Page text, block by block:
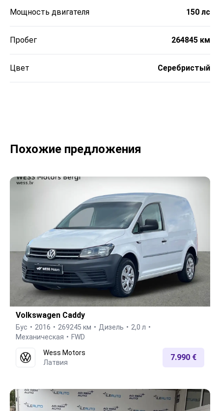
Мощность двигателя 150 лс
Пробег 264845 км
Цвет Серебристый
Похожие предложения
Volkswagen Caddy
Бус 2016 269245 км Дизель
2,0 л
Механическая
FWD
Wess Motors
Латвия
7.990 €